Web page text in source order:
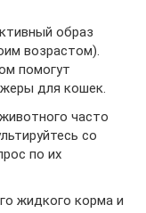
образ
возрастом).
помогут
для кошек.
часто
со
по их
жидкого корма и